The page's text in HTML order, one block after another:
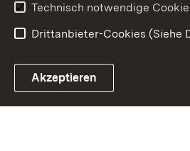
Technisch notwendige
Drittanbieter-Cookies (Siehe
Akzeptieren